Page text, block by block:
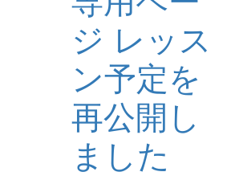
ジ レッス
ン予定を
再公開し
ました